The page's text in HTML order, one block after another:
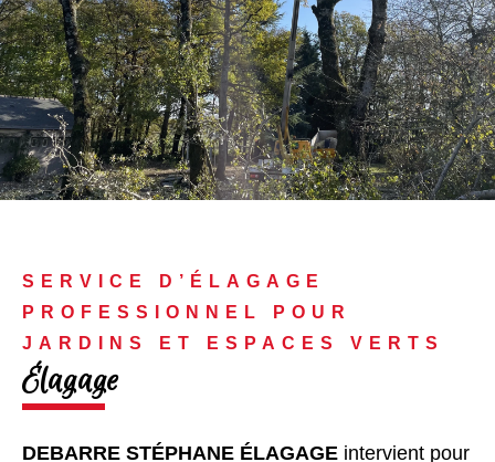
SERVICE D’ÉLAGAGE
PROFESSIONNEL POUR
JARDINS ET ESPACES VERTS
Élagage
DEBARRE STÉPHANE ÉLAGAGE intervient pour